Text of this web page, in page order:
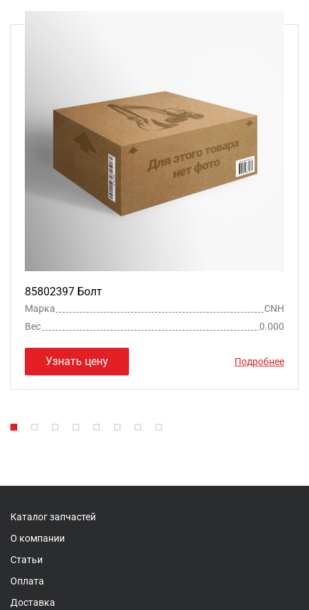
85802397 Болт
Марка
CNH
Вес
0.000
Узнать цену Подробнее
Каталог запчастей
О компании
Статьи
Оплата
Доставка